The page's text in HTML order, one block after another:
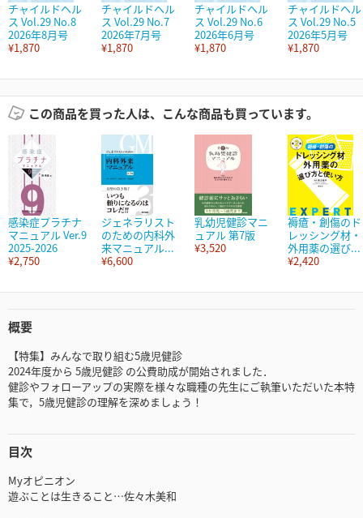
チャイルドヘル
ス Vol.29 No.8
2026年8月号
¥1,870
チャイルドヘル
ス Vol.29 No.7
2026年7月号
¥1,870
チャイルドヘル
ス Vol.29 No.6
2026年6月号
¥1,870
チャイルドヘル
ス Vol.29 No.5
2026年5月号
¥1,870
この商品を買った人は、こんな商品も買っています。
感染症プラチナ
マニュアル Ver.9
2025-2026
¥2,750
ジェネラリスト
のための内科外
来マニュアル...
¥6,600
乳幼児健診マニ
ュアル 第7版
¥3,520
褥瘡・創傷のド
レッシング材・
外用薬の選び...
¥2,420
概要
【特集】みんなで取り組む5歳児健診
2024年度から 5歳児健診 の公費助成が開始されました．
健診やフォローアップの実際を様々な職種の先生にご執筆いただいた本特
集で，5歳児健診の理解を深めましょう！
目次
Myオピニオン
遊ぶことは生きること…佐々木美和